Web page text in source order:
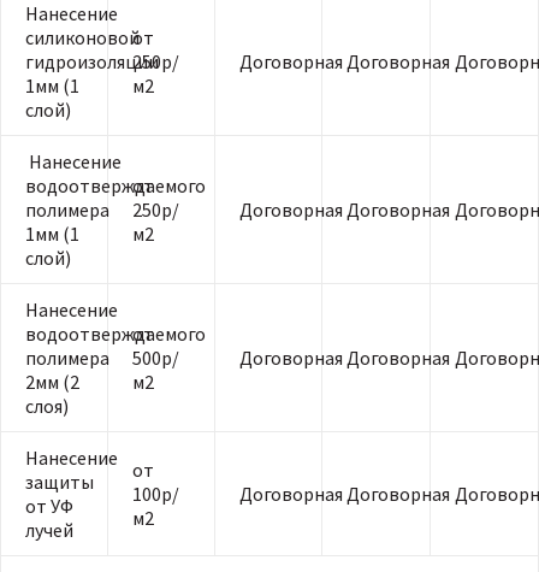
Нанесение
силиконовой
гидроизоляции
1мм (1
слой)
от
250р/
м2
Договорная Договорная
Нанесение
водоотверждаемого
полимера
1мм (1
слой)
от
250р/
м2
Договорная Договорная
Нанесение
водоотверждаемого
полимера
2мм (2
слоя)
от
500р/
м2
Договорная Договорная
Нанесение
защиты
от УФ
лучей
от
100р/
м2
Договорная Договорная